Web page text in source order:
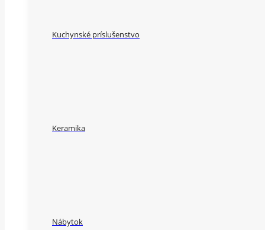
Kuchynské príslušenstvo
Keramika
Nábytok